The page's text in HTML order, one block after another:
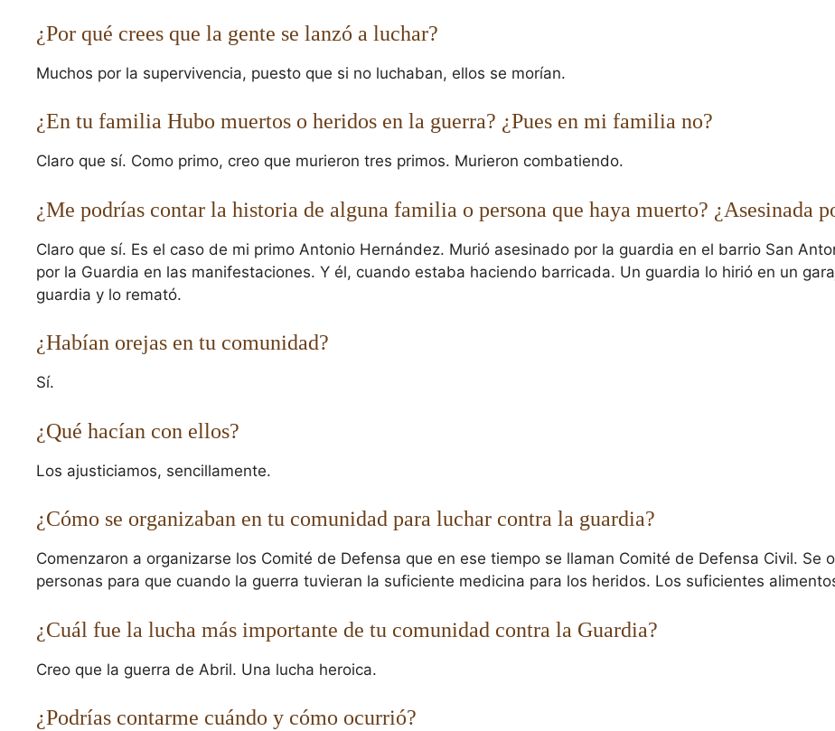
¿Por qué crees que la gente se lanzó a luchar?
Muchos por la supervivencia, puesto que si no luchaban, ellos se morían.
¿En tu familia Hubo muertos o heridos en la guerra? ¿Pues en mi familia no?
Claro que sí. Como primo, creo que murieron tres primos. Murieron combatiendo.
¿Me podrías contar la historia de alguna familia o persona que haya muerto? ¿Asesinada
Claro que sí. Es el caso de mi primo Antonio Hernández. Murió asesinado por la guardia en el barrio San
por la Guardia en las manifestaciones. Y él, cuando estaba haciendo barricada. Un guardia lo hirió en un
guardia y lo remató.
¿Habían orejas en tu comunidad?
Sí.
¿Qué hacían con ellos?
Los ajusticiamos, sencillamente.
¿Cómo se organizaban en tu comunidad para luchar contra la guardia?
Comenzaron a organizarse los Comité de Defensa que en ese tiempo se llaman Comité de Defensa Civil. Se
personas para que cuando la guerra tuvieran la suficiente medicina para los heridos. Los suficientes
¿Cuál fue la lucha más importante de tu comunidad contra la Guardia?
Creo que la guerra de Abril. Una lucha heroica.
¿Podrías contarme cuándo y cómo ocurrió?